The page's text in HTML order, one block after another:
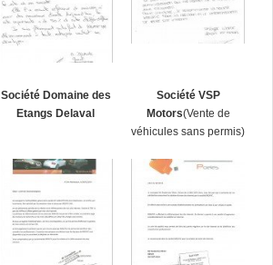
Société Domaine des
Etangs Delaval
Société VSP
Motors(Vente de
véhicules sans permis)